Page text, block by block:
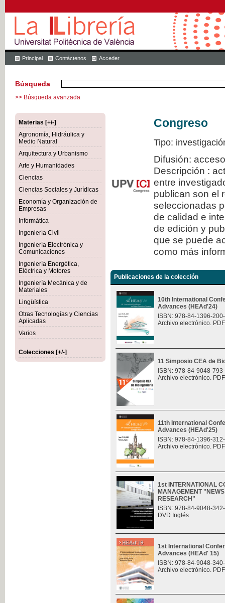
Principal Contáctenos Acceder
Búsqueda
>> Búsqueda avanzada
Materias [+/-]
Agronomía, Hidráulica y
Medio Natural
Arquitectura y Urbanismo
Arte y Humanidades
Ciencias
Ciencias Sociales y Jurídicas
Economía y Organización de
Empresas
Informática
Ingeniería Civil
Ingeniería Electrónica y
Comunicaciones
Ingeniería Energética,
Eléctrica y Motores
Ingeniería Mecánica y de
Materiales
Lingüística
Otras Tecnologías y Ciencias
Aplicadas
Varios
Colecciones [+/-]
Congreso
Tipo:
Difusión:
Descripción :
entre
publican son el
seleccionadas
de calidad e
de edición y
que se puede
como más
Publicaciones de la colección
10th International
Advances (HEAd'24)
ISBN: 978-84-1396-
Archivo electrónico.
11 Simposio CEA de
ISBN: 978-84-9048-
Archivo electrónico.
11th International
Advances (HEAd'25)
ISBN: 978-84-1396-
Archivo electrónico.
1st INTERNATIONAL
MANAGEMENT
RESEARCH"
ISBN: 978-84-9048-
DVD Inglés
1st International
Advances (HEAd' 15)
ISBN: 978-84-9048-
Archivo electrónico.